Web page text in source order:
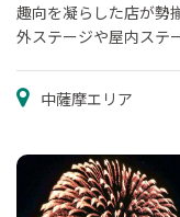
ん）
趣向を凝らした店が勢
外ステージや屋内ステ
中薩摩エリア